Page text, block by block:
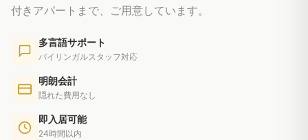
付きアパートまで、ご用意しています。
多言語サポート
バイリンガルスタッフ対応
明朗会計
隠れた費用なし
即入居可能
24時間以内